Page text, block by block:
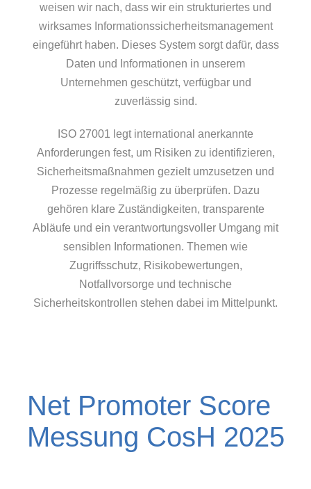
weisen wir nach, dass wir ein strukturiertes und
wirksames Informationssicherheitsmanagement
eingeführt haben. Dieses System sorgt dafür, dass
Daten und Informationen in unserem
Unternehmen geschützt, verfügbar und
zuverlässig sind.
ISO 27001 legt international anerkannte
Anforderungen fest, um Risiken zu identifizieren,
Sicherheitsmaßnahmen gezielt umzusetzen und
Prozesse regelmäßig zu überprüfen. Dazu
gehören klare Zuständigkeiten, transparente
Abläufe und ein verantwortungsvoller Umgang mit
sensiblen Informationen. Themen wie
Zugriffsschutz, Risikobewertungen,
Notfallvorsorge und technische
Sicherheitskontrollen stehen dabei im Mittelpunkt.
Net Promoter Score
Messung CosH 2025